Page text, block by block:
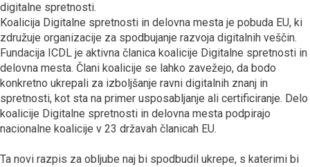
digitalne spretnosti.
Koalicija Digitalne spretnosti in delovna mesta je pobuda EU, ki
združuje organizacije za spodbujanje razvoja digitalnih veščin.
Fundacija ICDL je aktivna članica koalicije Digitalne spretnosti in
delovna mesta. Člani koalicije se lahko zavežejo, da bodo
konkretno ukrepali za izboljšanje ravni digitalnih znanj in
spretnosti, kot sta na primer usposabljanje ali certificiranje. Delo
koalicije Digitalne spretnosti in delovna mesta podpirajo
nacionalne koalicije v 23 državah članicah EU.
Ta novi razpis za obljube naj bi spodbudil ukrepe, s katerimi bi